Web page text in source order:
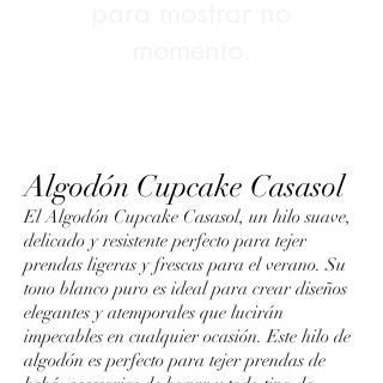
Algodón Cupcake Casasol
El Algodón Cupcake Casasol, un hilo suave,
delicado y resistente perfecto para tejer
prendas ligeras y frescas para el verano. Su
tono blanco puro es ideal para crear diseños
elegantes y atemporales que lucirán
impecables en cualquier ocasión. Este hilo de
algodón es perfecto para tejer prendas de